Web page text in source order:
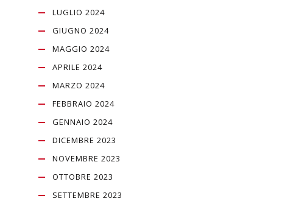
LUGLIO 2024
GIUGNO 2024
MAGGIO 2024
APRILE 2024
MARZO 2024
FEBBRAIO 2024
GENNAIO 2024
DICEMBRE 2023
NOVEMBRE 2023
OTTOBRE 2023
SETTEMBRE 2023